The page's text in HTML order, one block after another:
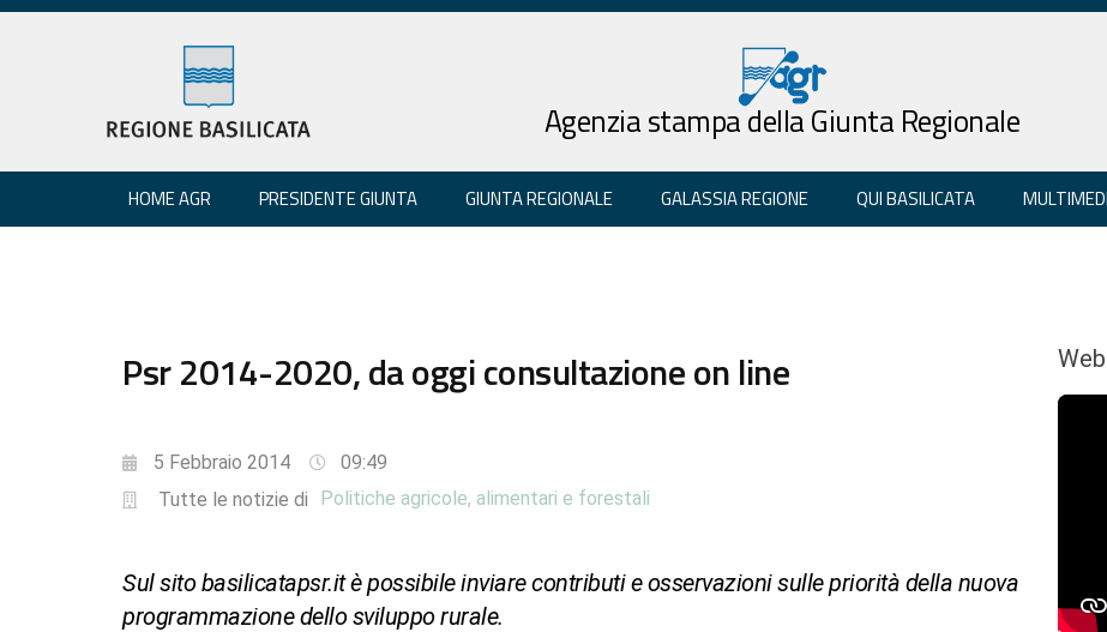
Agenzia stampa della Giunta Regionale
HOME AGR PRESIDENTE GIUNTA GIUNTA REGIONALE GALASSIA REGIONE QUI BASILICATA
Psr 2014-2020, da oggi consultazione on line
5 Febbraio 2014
09:49
Tutte le notizie di
Politiche agricole, alimentari e forestali
Sul sito basilicatapsr.it è possibile inviare contributi e osservazioni sulle priorità della nuova
programmazione dello sviluppo rurale.